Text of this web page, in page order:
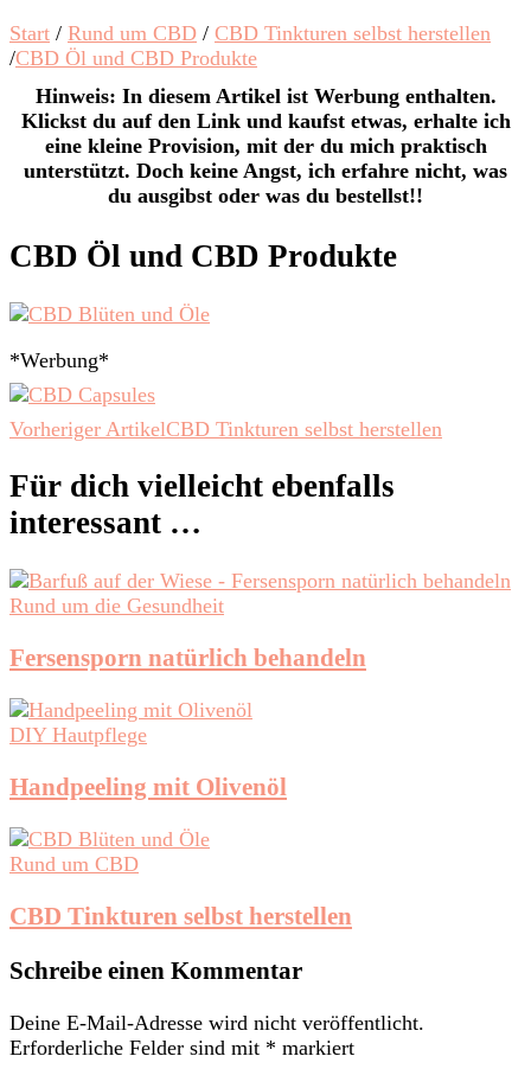
Start / Rund um CBD / CBD Tinkturen selbst herstellen
/CBD Öl und CBD Produkte
Hinweis: In diesem Artikel ist Werbung enthalten.
Klickst du auf den Link und kaufst etwas, erhalte ich
eine kleine Provision, mit der du mich praktisch
unterstützt. Doch keine Angst, ich erfahre nicht, was
du ausgibst oder was du bestellst!!
CBD Öl und CBD Produkte
*Werbung*
Beitragsnavigation
Vorheriger ArtikelCBD Tinkturen selbst herstellen
Für dich vielleicht ebenfalls
interessant …
Rund um die Gesundheit
Fersensporn natürlich behandeln
DIY Hautpflege
Handpeeling mit Olivenöl
Rund um CBD
CBD Tinkturen selbst herstellen
Schreibe einen Kommentar
Deine E-Mail-Adresse wird nicht veröffentlicht.
Erforderliche Felder sind mit * markiert